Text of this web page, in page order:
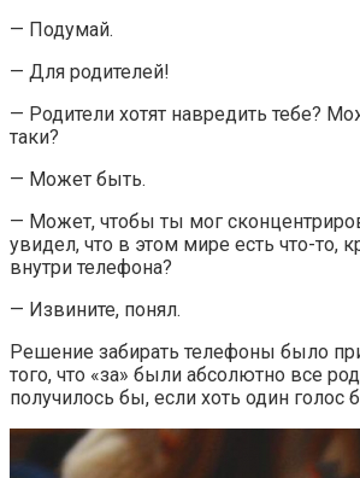
— Подумай.
— Для родителей!
— Родители хотят навредить тебе?
таки?
— Может быть.
— Может, чтобы ты мог
увидел, что в этом мире есть что-то,
внутри телефона?
— Извините, понял.
Решение забирать телефоны было
того, что «за» были абсолютно все
получилось бы, если хоть один голос